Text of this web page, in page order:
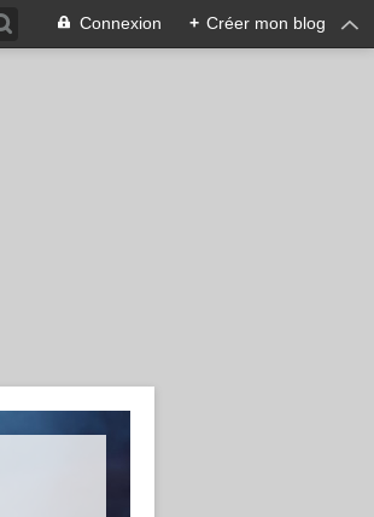
Connexion + Créer mon blog